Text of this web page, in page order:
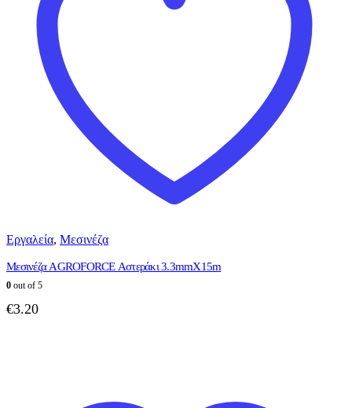
Εργαλεία, Μεσινέζα
Μεσινέζα AGROFORCE Αστεράκι 3.3mmX15m
0 out of 5
€3.20